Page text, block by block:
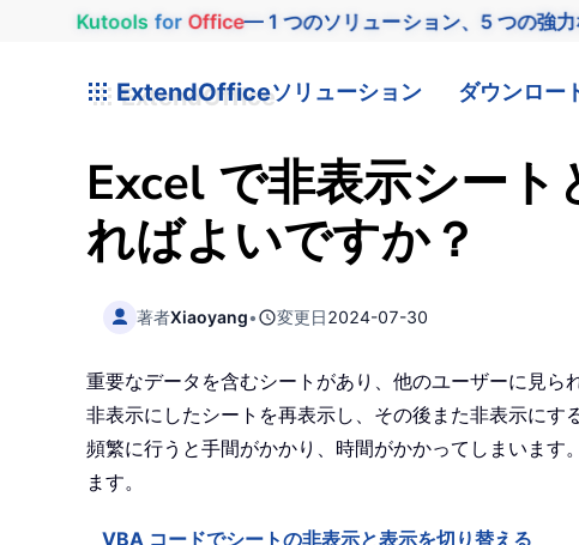
Kutools for Office— 1 つのソリューション、5 つの強力
ExtendOfficeソリューション ダウンロー
Excel で非表示シー
ればよいですか？
著者Xiaoyang• 変更日2024-07-30
重要なデータを含むシートがあり、他のユーザーに見
非表示にしたシートを再表示し、その後また非表示に
頻繁に行うと手間がかかり、時間がかかってしまいま
ます。
VBA コードでシートの非表示と表示を切り替える